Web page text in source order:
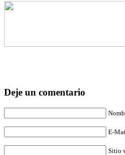
Deje un comentario
E-
Sitio